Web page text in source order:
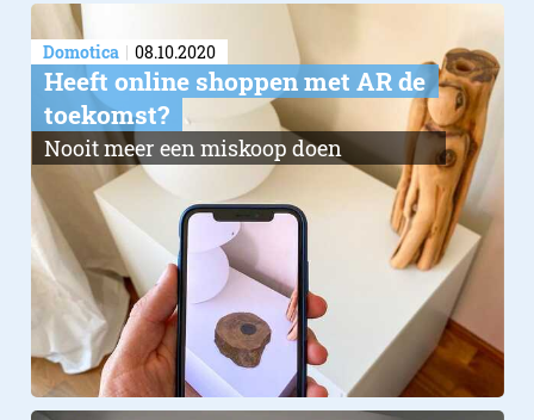
Domotica 08.10.2020
Heeft online shoppen met AR de
toekomst?
Nooit meer een miskoop doen